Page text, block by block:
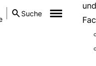
Suche